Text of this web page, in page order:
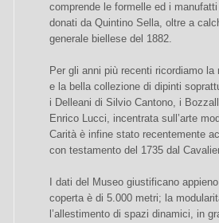
comprende le formelle ed i
donati da Quintino Sella, oltre a
generale biellese del 1882.
Per gli anni più recenti ricordiamo
e la bella collezione di dipinti
i Delleani di Silvio Cantono, i
Enrico Lucci, incentrata sull’arte
Carità è infine stato recentemente
con testamento del 1735 dal
I dati del Museo giustificano
coperta è di 5.000 metri; la
l’allestimento di spazi dinamici, in